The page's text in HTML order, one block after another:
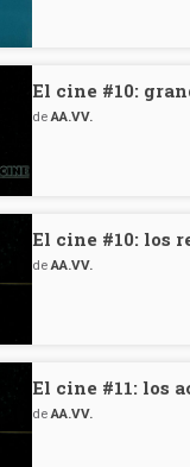
El cine #10:
deAA.VV.
El cine #10: los
deAA.VV.
El cine #11: los
deAA.VV.